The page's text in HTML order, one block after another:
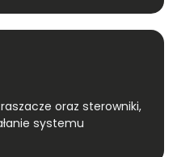
oraz sterowniki,
systemu